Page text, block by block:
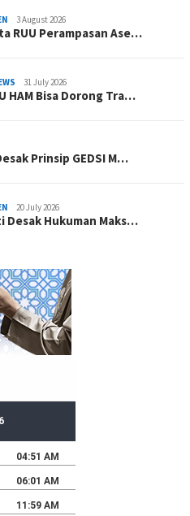
3 August 2026
RUU Perampasan Ase…
31 July 2026
HAM Bisa Dorong Tra…
Prinsip GEDSI M…
20 July 2026
Desak Hukuman Maks…